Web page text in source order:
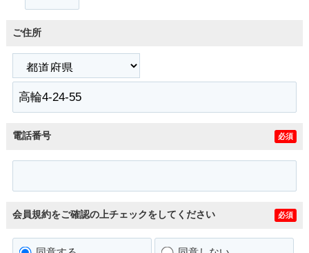
ご住所
電話番号 必須
会員規約をご確認の上チェックをしてください 必須